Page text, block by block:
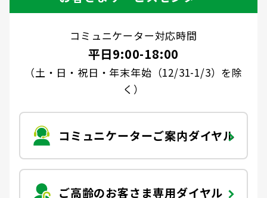
ご契約者さま向けサービス
外貨建保険の円換算レートについて
諸利率のお知らせ
お客さま宛通知「大樹生命からのお知ら
せ」について
ガイドブック「団体保険における保険金・給付金
のご請求手続きとお支払いについて」
大樹 企業保険ダイレクトシステム（団体保険の
各種照会・お手続きサービス）
団体年金制度
団体年金運用商品
確定給付企業年金オンラインサービス（CPBS）
公的保障試算ツール
相続税シミュレーション
教育費シミュレーター
長生き診断
体内環境チェック
会社情報
業績案内
お客さま本位の業務運営
サステナビリティ経営
機関投資家としての役割
大樹生命 CM紹介
コミュニケーター対応時間
平日9:00-18:00
（土・日・祝日・年末年始（12/31-1/3）を除
く）
コミュニケーターご案内ダイヤル
ご高齢のお客さま専用ダイヤル